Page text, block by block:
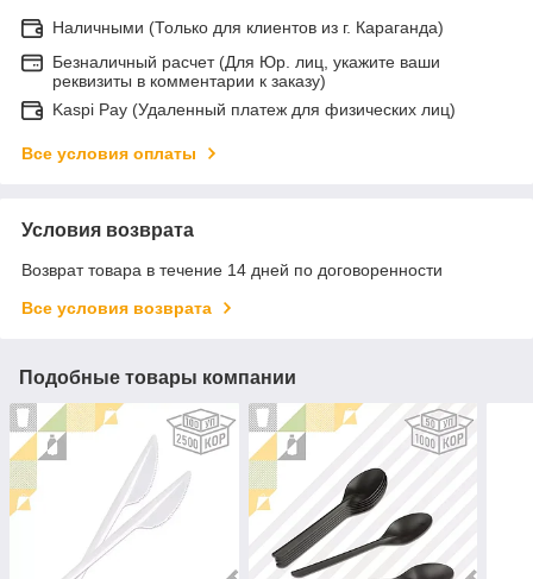
Наличными (Только для клиентов из г. Караганда)
Безналичный расчет (Для Юр. лиц, укажите ваши
реквизиты в комментарии к заказу)
Kaspi Pay (Удаленный платеж для физических лиц)
Все условия оплаты
Условия возврата
Возврат товара в течение 14 дней по договоренности
Все условия возврата
Подобные товары компании